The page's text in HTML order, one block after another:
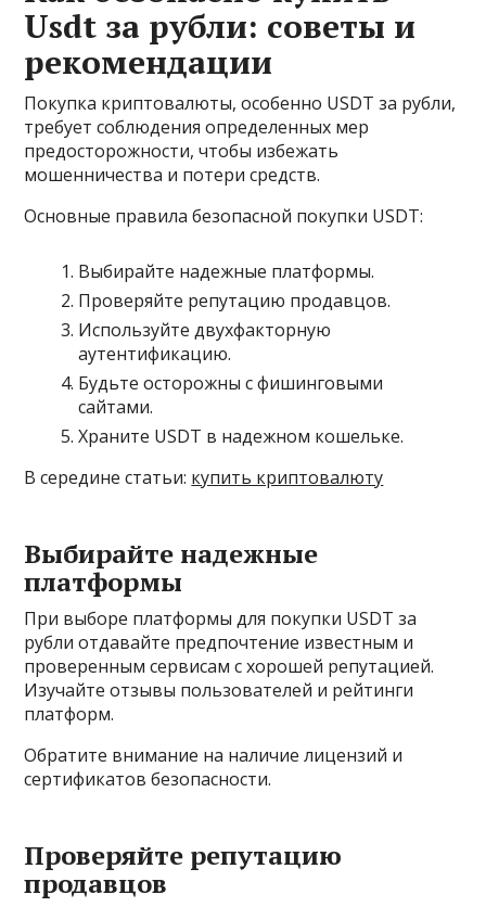
Usdt за рубли: советы и
рекомендации
Покупка криптовалюты, особенно USDT за рубли,
требует соблюдения определенных мер
предосторожности, чтобы избежать
мошенничества и потери средств.
Основные правила безопасной покупки USDT:
Выбирайте надежные платформы.
Проверяйте репутацию продавцов.
Используйте двухфакторную
аутентификацию.
Будьте осторожны с фишинговыми
сайтами.
Храните USDT в надежном кошельке.
В середине статьи: купить криптовалюту
Выбирайте надежные
платформы
При выборе платформы для покупки USDT за
рубли отдавайте предпочтение известным и
проверенным сервисам с хорошей репутацией.
Изучайте отзывы пользователей и рейтинги
платформ.
Обратите внимание на наличие лицензий и
сертификатов безопасности.
Проверяйте репутацию
продавцов